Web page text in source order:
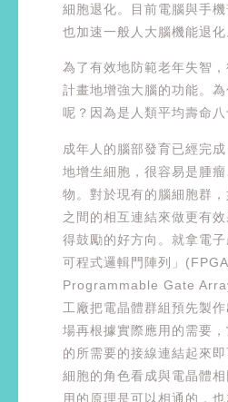
細胞退化。目前電腦與手機
也加速一般人大腦機能退化
為了有效地防範老年失智
計畫地增強大腦的功能。
呢？因為是人類平均壽命八
成年人的腦部發育已經完
地增生細胞，很容易是腫
物。對於現有的腦細胞群
之間的相互連結來做更有
得鼓勵的好方向。就拿電
可程式邏輯門陣列」
Programmable Gate
工廠把電晶體群組預先製
場再根據實際應用的需要
的所需要的接線連結起來
細胞的角色看成與電晶體
用的原理是可以相通的，